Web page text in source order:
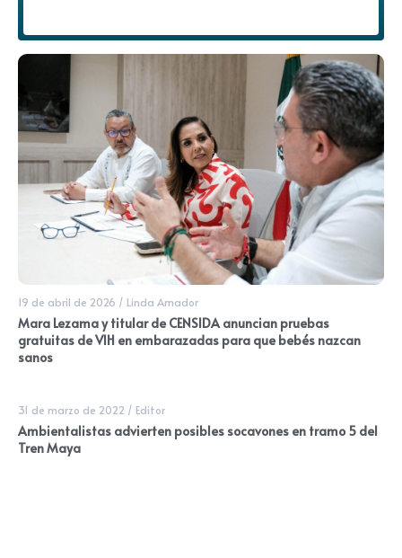
19 de abril de 2026 / Linda Amador
Mara Lezama y titular de CENSIDA anuncian pruebas
gratuitas de VIH en embarazadas para que bebés nazcan
sanos
31 de marzo de 2022 / Editor
Ambientalistas advierten posibles socavones en tramo 5 del
Tren Maya